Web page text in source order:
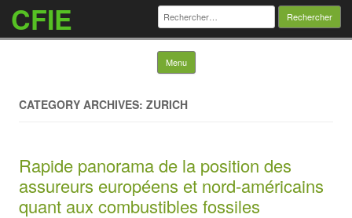
CFIE Rechercher :
Menu Skip to content
CATEGORY ARCHIVES: ZURICH
Rapide panorama de la position des
assureurs européens et nord-américains
quant aux combustibles fossiles